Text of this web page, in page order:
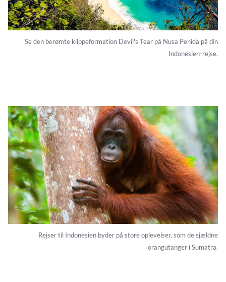
Se den berømte klippeformation Devil's Tear på Nusa Penida på din
Indonesien-rejse.
Rejser til Indonesien byder på store oplevelser, som de sjældne
orangutanger i Sumatra.